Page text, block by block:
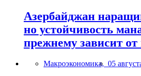
Азербайджан
но устойчивость
прежнему зависит
Макроэкономика, 05